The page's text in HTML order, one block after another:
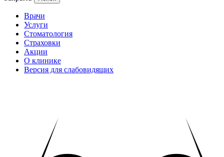
Врачи
Услуги
Стоматология
Страховки
Акции
О клинике
Версия для слабовидящих